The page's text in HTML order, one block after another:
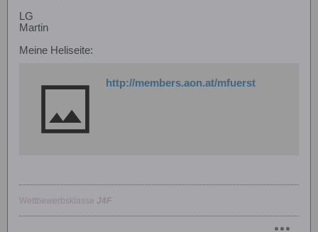
LG
Martin
Meine Heliseite:
http://members.aon.at/mfuerst
Wettbewerbsklasse J4F